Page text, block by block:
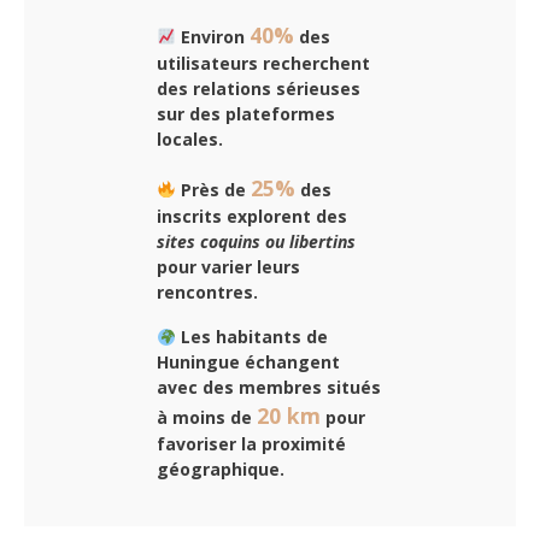
Environ 40% des
utilisateurs recherchent
des relations sérieuses
sur des plateformes
locales.
Près de 25% des
inscrits explorent des
sites coquins ou libertins
pour varier leurs
rencontres.
Les habitants de
Huningue échangent
avec des membres situés
à moins de 20 km pour
favoriser la proximité
géographique.